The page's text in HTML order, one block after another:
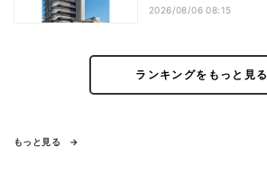
2026/08/06 08:15
ランキングをもっと見る
もっと見る